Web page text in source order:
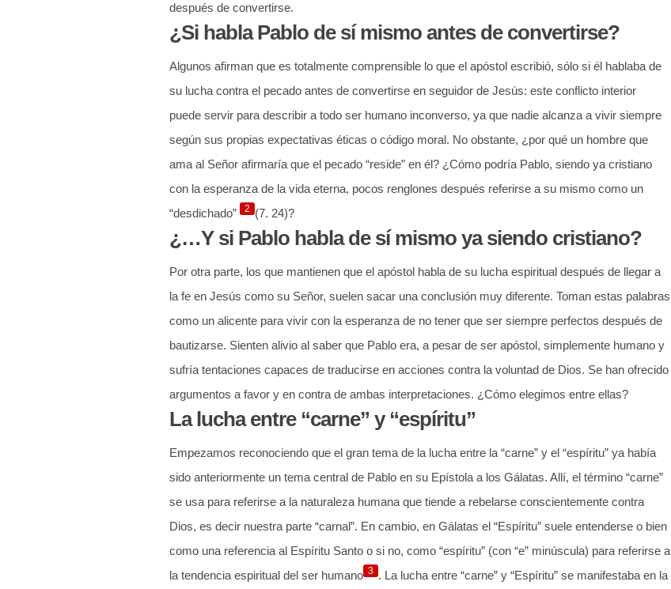
después de convertirse.
¿Si habla Pablo de sí mismo antes de convertirse?
Algunos afirman que es totalmente comprensible lo que el apóstol escribió, sólo si él hablaba de
su lucha contra el pecado antes de convertirse en seguidor de Jesús: este conflicto interior
puede servir para describir a todo ser humano inconverso, ya que nadie alcanza a vivir siempre
según sus propias expectativas éticas o código moral. No obstante, ¿por qué un hombre que
ama al Señor afirmaría que el pecado “reside” en él? ¿Cómo podría Pablo, siendo ya cristiano
con la esperanza de la vida eterna, pocos renglones después referirse a su mismo como un
“desdichado”
2 (7. 24)?
¿…Y si Pablo habla de sí mismo ya siendo cristiano?
Por otra parte, los que mantienen que el apóstol habla de su lucha espiritual después de llegar a
la fe en Jesús como su Señor, suelen sacar una conclusión muy diferente. Toman estas palabras
como un alicente para vivir con la esperanza de no tener que ser siempre perfectos después de
bautizarse. Sienten alivio al saber que Pablo era, a pesar de ser apóstol, simplemente humano y
sufría tentaciones capaces de traducirse en acciones contra la voluntad de Dios. Se han ofrecido
argumentos a favor y en contra de ambas interpretaciones. ¿Cómo elegimos entre ellas?
La lucha entre “carne” y “espíritu”
Empezamos reconociendo que el gran tema de la lucha entre la “carne” y el “espíritu” ya había
sido anteriormente un tema central de Pablo en su Epístola a los Gálatas. Allí, el término “carne”
se usa para referirse a la naturaleza humana que tiende a rebelarse conscientemente contra
Dios, es decir nuestra parte “carnal”. En cambio, en Gálatas el “Espíritu” suele entenderse o bien
como una referencia al Espíritu Santo o si no, como “espíritu” (con “e” minúscula) para referirse a
la tendencia espiritual del ser humano 3 . La lucha entre “carne” y “Espíritu” se manifestaba en la